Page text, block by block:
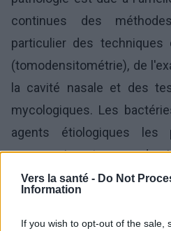
Vers la santé - Do Not
Information
If you wish to opt-out of the sale,
continues des
particulier des techniques
(tomodensitométrie), de
la cavité nasale et des
mycologiques. Les
agents étiologiques
pneumonie et, ces
croissant des
principal et l'un des